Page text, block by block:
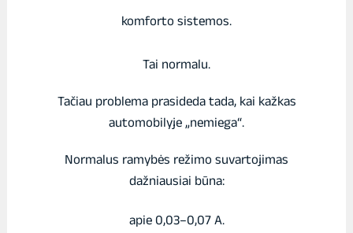
komforto sistemos.
Tai normalu.
Tačiau problema prasideda tada, kai kažkas
automobilyje „nemiega“.
Normalus ramybės režimo suvartojimas
dažniausiai būna:
apie 0,03–0,07 A.